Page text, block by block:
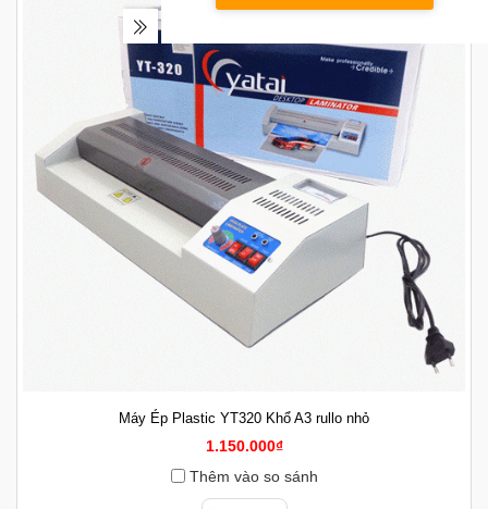
Máy Ép Plastic YT320 Khổ A3 rullo nhỏ
1.150.000₫
Thêm vào so sánh